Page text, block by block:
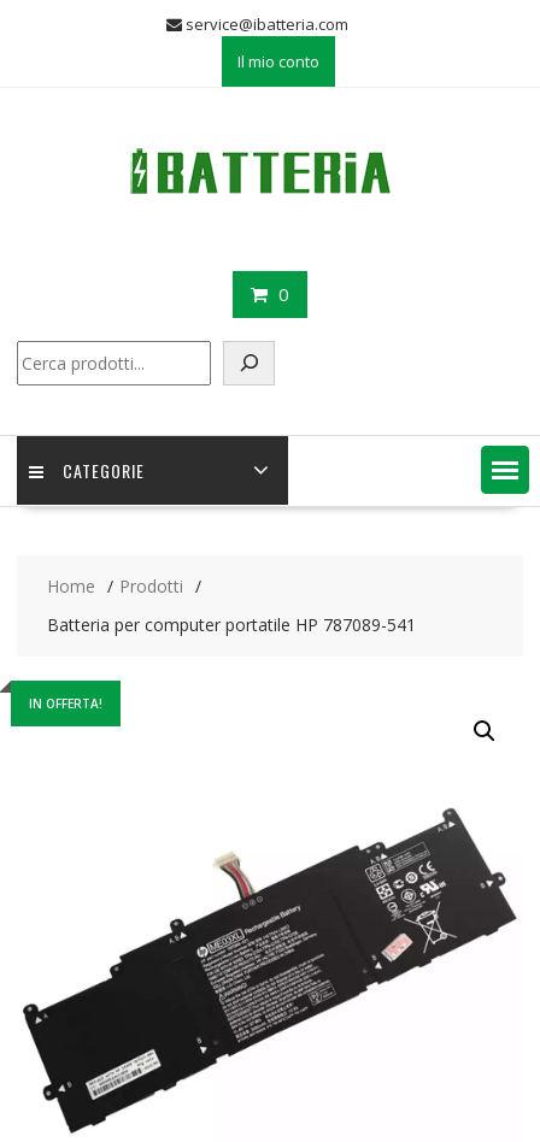
service@ibatteria.com
Il mio conto
0
CATEGORIE
Home
Prodotti
Batteria per computer portatile HP 787089-541
IN OFFERTA!